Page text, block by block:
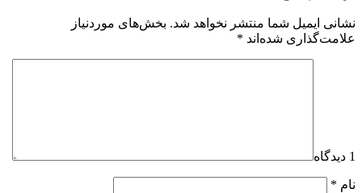
نشانی ایمیل شما منتشر نخواهد شد. بخش‌های موردنیاز
علامت‌گذاری شده‌اند *
1 دیدگاه
نام *